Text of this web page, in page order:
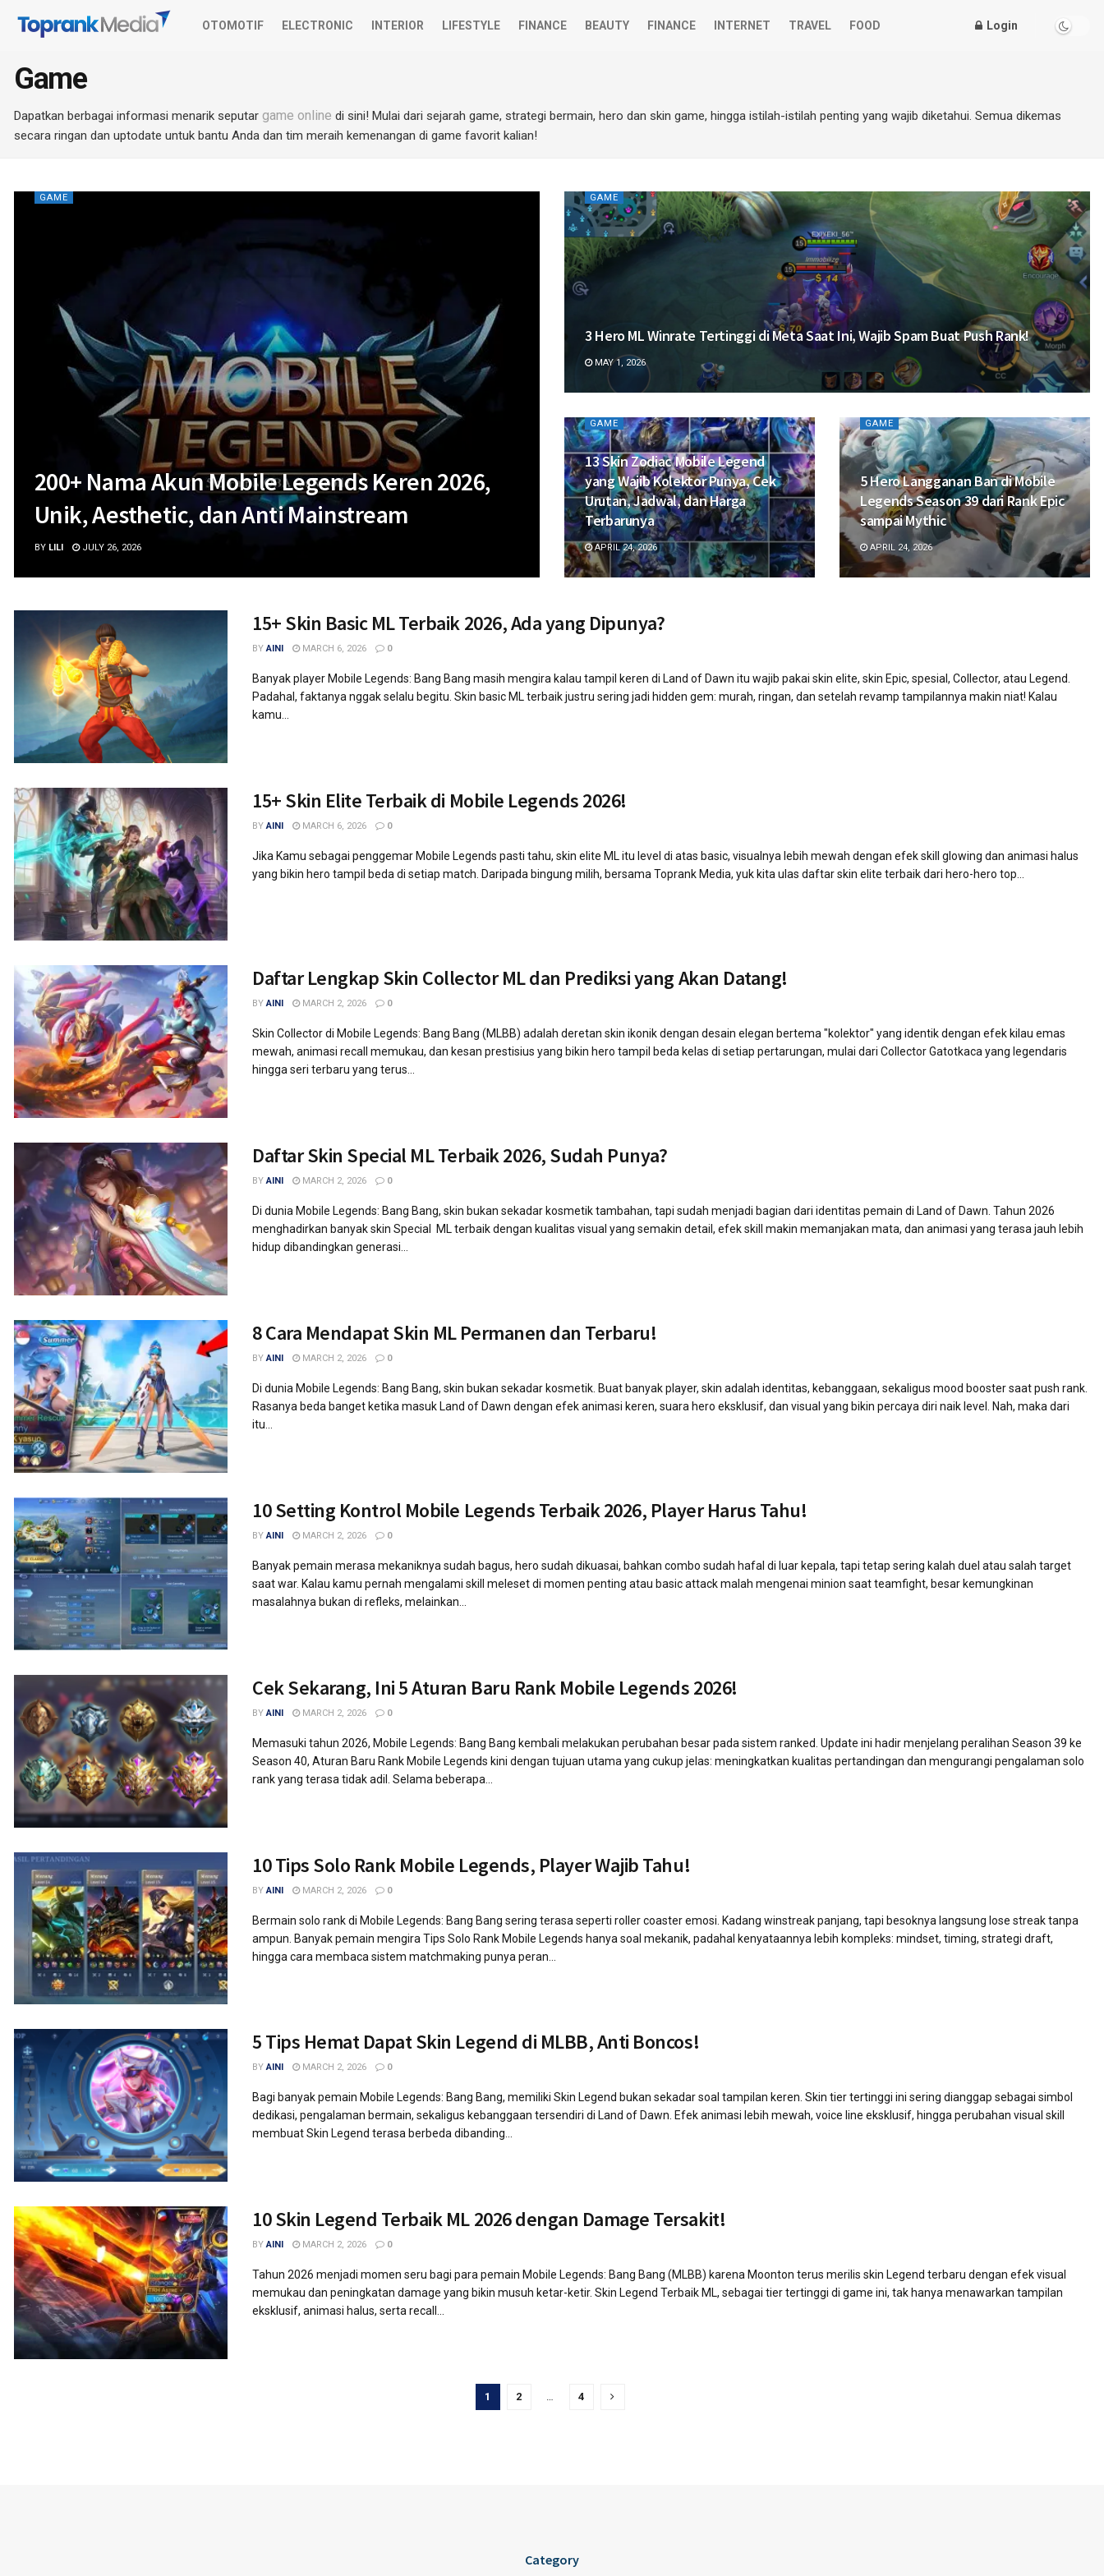
OTOMOTIF ELECTRONIC INTERIOR LIFESTYLE FINANCE BEAUTY FINANCE INTERNET TRAVEL FOOD Login
Game
Dapatkan berbagai informasi menarik seputar game online di sini! Mulai dari sejarah game, strategi bermain, hero dan skin game, hingga istilah-istilah penting yang wajib diketahui. Semua dikemas
secara ringan dan uptodate untuk bantu Anda dan tim meraih kemenangan di game favorit kalian!
GAME
200+ Nama Akun Mobile Legends Keren 2026,
Unik, Aesthetic, dan Anti Mainstream
BY LILI JULY 26, 2026
GAME
3 Hero ML Winrate Tertinggi di Meta Saat Ini, Wajib Spam Buat Push Rank!
MAY 1, 2026
GAME
13 Skin Zodiac Mobile Legend
yang Wajib Kolektor Punya, Cek
Urutan, Jadwal, dan Harga
Terbarunya
APRIL 24, 2026
GAME
5 Hero Langganan Ban di Mobile
Legends Season 39 dari Rank Epic
sampai Mythic
APRIL 24, 2026
15+ Skin Basic ML Terbaik 2026, Ada yang Dipunya?
BY AINI MARCH 6, 2026 0
Banyak player Mobile Legends: Bang Bang masih mengira kalau tampil keren di Land of Dawn itu wajib pakai skin elite, skin Epic, spesial, Collector, atau Legend.
Padahal, faktanya nggak selalu begitu. Skin basic ML terbaik justru sering jadi hidden gem: murah, ringan, dan setelah revamp tampilannya makin niat! Kalau
kamu...
15+ Skin Elite Terbaik di Mobile Legends 2026!
BY AINI MARCH 6, 2026 0
Jika Kamu sebagai penggemar Mobile Legends pasti tahu, skin elite ML itu level di atas basic, visualnya lebih mewah dengan efek skill glowing dan animasi halus
yang bikin hero tampil beda di setiap match. Daripada bingung milih, bersama Toprank Media, yuk kita ulas daftar skin elite terbaik dari hero-hero top...
Daftar Lengkap Skin Collector ML dan Prediksi yang Akan Datang!
BY AINI MARCH 2, 2026 0
Skin Collector di Mobile Legends: Bang Bang (MLBB) adalah deretan skin ikonik dengan desain elegan bertema "kolektor" yang identik dengan efek kilau emas
mewah, animasi recall memukau, dan kesan prestisius yang bikin hero tampil beda kelas di setiap pertarungan, mulai dari Collector Gatotkaca yang legendaris
hingga seri terbaru yang terus...
Daftar Skin Special ML Terbaik 2026, Sudah Punya?
BY AINI MARCH 2, 2026 0
Di dunia Mobile Legends: Bang Bang, skin bukan sekadar kosmetik tambahan, tapi sudah menjadi bagian dari identitas pemain di Land of Dawn. Tahun 2026
menghadirkan banyak skin Special ML terbaik dengan kualitas visual yang semakin detail, efek skill makin memanjakan mata, dan animasi yang terasa jauh lebih
hidup dibandingkan generasi...
8 Cara Mendapat Skin ML Permanen dan Terbaru!
BY AINI MARCH 2, 2026 0
Di dunia Mobile Legends: Bang Bang, skin bukan sekadar kosmetik. Buat banyak player, skin adalah identitas, kebanggaan, sekaligus mood booster saat push rank.
Rasanya beda banget ketika masuk Land of Dawn dengan efek animasi keren, suara hero eksklusif, dan visual yang bikin percaya diri naik level. Nah, maka dari
itu...
10 Setting Kontrol Mobile Legends Terbaik 2026, Player Harus Tahu!
BY AINI MARCH 2, 2026 0
Banyak pemain merasa mekaniknya sudah bagus, hero sudah dikuasai, bahkan combo sudah hafal di luar kepala, tapi tetap sering kalah duel atau salah target
saat war. Kalau kamu pernah mengalami skill meleset di momen penting atau basic attack malah mengenai minion saat teamfight, besar kemungkinan
masalahnya bukan di refleks, melainkan...
Cek Sekarang, Ini 5 Aturan Baru Rank Mobile Legends 2026!
BY AINI MARCH 2, 2026 0
Memasuki tahun 2026, Mobile Legends: Bang Bang kembali melakukan perubahan besar pada sistem ranked. Update ini hadir menjelang peralihan Season 39 ke
Season 40, Aturan Baru Rank Mobile Legends kini dengan tujuan utama yang cukup jelas: meningkatkan kualitas pertandingan dan mengurangi pengalaman solo
rank yang terasa tidak adil. Selama beberapa...
10 Tips Solo Rank Mobile Legends, Player Wajib Tahu!
BY AINI MARCH 2, 2026 0
Bermain solo rank di Mobile Legends: Bang Bang sering terasa seperti roller coaster emosi. Kadang winstreak panjang, tapi besoknya langsung lose streak tanpa
ampun. Banyak pemain mengira Tips Solo Rank Mobile Legends hanya soal mekanik, padahal kenyataannya lebih kompleks: mindset, timing, strategi draft,
hingga cara membaca sistem matchmaking punya peran...
5 Tips Hemat Dapat Skin Legend di MLBB, Anti Boncos!
BY AINI MARCH 2, 2026 0
Bagi banyak pemain Mobile Legends: Bang Bang, memiliki Skin Legend bukan sekadar soal tampilan keren. Skin tier tertinggi ini sering dianggap sebagai simbol
dedikasi, pengalaman bermain, sekaligus kebanggaan tersendiri di Land of Dawn. Efek animasi lebih mewah, voice line eksklusif, hingga perubahan visual skill
membuat Skin Legend terasa berbeda dibanding...
10 Skin Legend Terbaik ML 2026 dengan Damage Tersakit!
BY AINI MARCH 2, 2026 0
Tahun 2026 menjadi momen seru bagi para pemain Mobile Legends: Bang Bang (MLBB) karena Moonton terus merilis skin Legend terbaru dengan efek visual
memukau dan peningkatan damage yang bikin musuh ketar-ketir. Skin Legend Terbaik ML, sebagai tier tertinggi di game ini, tak hanya menawarkan tampilan
eksklusif, animasi halus, serta recall...
1 2 … 4
Category